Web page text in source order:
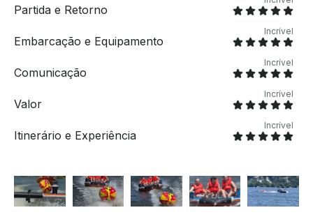
no horário solicitado, entrarei em contato para
Lake Granbury, TX 🎉 Perfeito para: passeios em
família, celebrações, cruzeiros ao pôr do sol ou
apenas um dia relaxante na água! Depois de
experimentar The Tipsy Bostie, você vai querer
voltar sempre!
Partida e Retorno
Embarcação e Equipamento
Incrível
Comunicação
Incrível
Valor
Incrível
Itinerário e Experiência
Incrível